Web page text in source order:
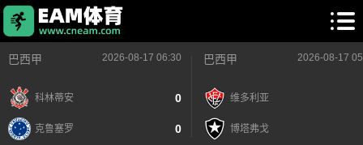
巴西甲 2026-08-17 06:30
科林蒂安 0
克鲁塞罗 0
巴西甲 2026-08-17
维多利亚
博塔弗戈